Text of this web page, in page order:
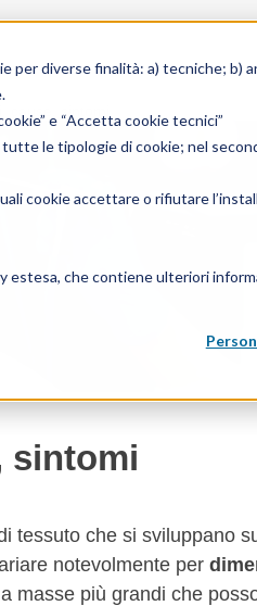
per diverse finalità: a) tecniche; b)
e “Accetta cookie tecnici”
le tipologie di cookie; nel
cookie accettare o rifiutare
estesa, che contiene ulteriori
cause, sintomi
sintomi
tessuto che si sviluppano
notevolmente per
masse più grandi che